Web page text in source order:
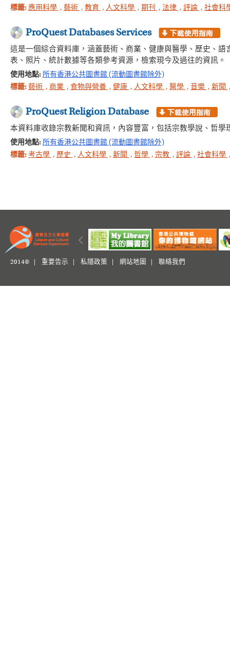
標籤: 應用科學 , 藝術 , 教育 , 人文科學 , 期刊 , 法律 , 評論 , 社會科
ProQuest Databases Services
這是一個綜合資料庫，涵蓋藝術、商業、健康與醫學、歷史、
表、照片、統計數據等各類參考資源，檢索現今及過往的資訊。
使用地點: 所有香港公共圖書館 (流動圖書館除外)
標籤: 藝術 , 商業 , 食物與營養 , 健康 , 人文科學 , 醫學 , 音樂 , 新聞
ProQuest Religion Database
本資料庫收錄宗教新聞和資訊，內容豐富，包括宗教學說、哲
使用地點: 所有香港公共圖書館 (流動圖書館除外)
標籤: 考古學 , 歷史 , 人文科學 , 新聞 , 哲學 , 宗教 , 評論 , 社會科學
2014© | 重要告示 私隱政策 網站地圖 聯絡我們